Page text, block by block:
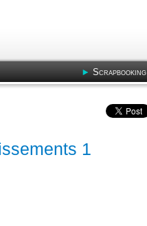
Scrapbooking
1